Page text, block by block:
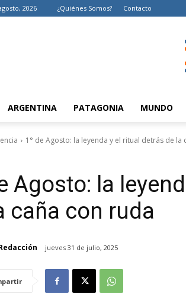
2026 ¿Quiénes Somos? Contacto
ARGENTINA PATAGONIA MUNDO
1° de Agosto: la leyenda y el ritual detrás de la
Agosto: la
caña con ruda
jueves 31 de julio, 2025